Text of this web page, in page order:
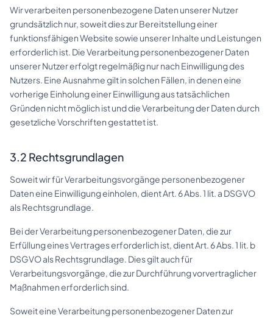
Wir verarbeiten personenbezogene Daten unserer Nutzer
grundsätzlich nur, soweit dies zur Bereitstellung einer
funktionsfähigen Website sowie unserer Inhalte und Leistungen
erforderlich ist. Die Verarbeitung personenbezogener Daten
unserer Nutzer erfolgt regelmäßig nur nach Einwilligung des
Nutzers. Eine Ausnahme gilt in solchen Fällen, in denen eine
vorherige Einholung einer Einwilligung aus tatsächlichen
Gründen nicht möglich ist und die Verarbeitung der Daten durch
gesetzliche Vorschriften gestattet ist.
3.2 Rechtsgrundlagen
Soweit wir für Verarbeitungsvorgänge personenbezogener
Daten eine Einwilligung einholen, dient Art. 6 Abs. 1 lit. a DSGVO
als Rechtsgrundlage.
Bei der Verarbeitung personenbezogener Daten, die zur
Erfüllung eines Vertrages erforderlich ist, dient Art. 6 Abs. 1 lit. b
DSGVO als Rechtsgrundlage. Dies gilt auch für
Verarbeitungsvorgänge, die zur Durchführung vorvertraglicher
Maßnahmen erforderlich sind.
Soweit eine Verarbeitung personenbezogener Daten zur